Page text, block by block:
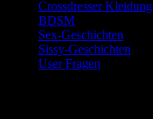
Crossdresser Kleidung
BDSM
Sex-Geschichten
Sissy-Geschichten
User Fragen